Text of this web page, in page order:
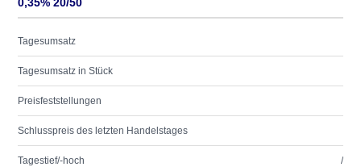
Tagesumsatz
Tagesumsatz in Stück
Preisfeststellungen
Schlusspreis des letzten Handelstages
Tagestief/-hoch /